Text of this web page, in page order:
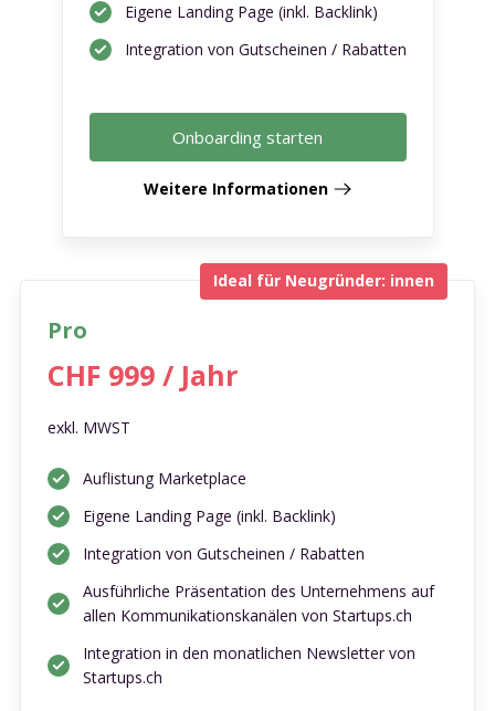
Eigene Landing Page (inkl. Backlink)
Integration von Gutscheinen / Rabatten
Onboarding starten
Weitere Informationen
Pro
CHF 999 / Jahr
exkl. MWST
Auflistung Marketplace
Eigene Landing Page (inkl. Backlink)
Integration von Gutscheinen / Rabatten
Ausführliche Präsentation des Unternehmens auf
allen Kommunikationskanälen von Startups.ch
Integration in den monatlichen Newsletter von
Startups.ch
Ideal für Neugründer: innen